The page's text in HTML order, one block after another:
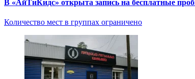
В «АйТиКидс» открыта запись на бесплатные
Количество мест в группах ограничено